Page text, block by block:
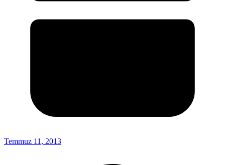
Temmuz 11, 2013